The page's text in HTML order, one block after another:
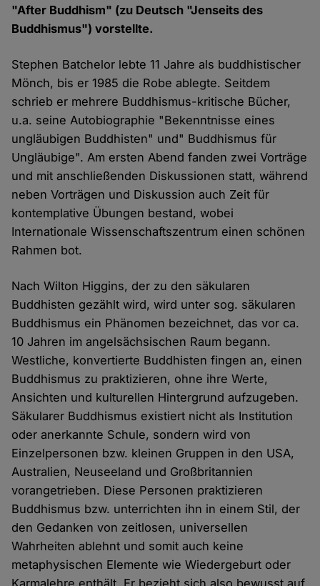
"After Buddhism" (zu Deutsch "Jenseits des
Buddhismus") vorstellte.
Stephen Batchelor lebte 11 Jahre als buddhistischer
Mönch, bis er 1985 die Robe ablegte. Seitdem
schrieb er mehrere Buddhismus-kritische Bücher,
u.a. seine Autobiographie "Bekenntnisse eines
ungläubigen Buddhisten" und" Buddhismus für
Ungläubige". Am ersten Abend fanden zwei Vorträge
und mit anschließenden Diskussionen statt, während
neben Vorträgen und Diskussion auch Zeit für
kontemplative Übungen bestand, wobei
Internationale Wissenschaftszentrum einen schönen
Rahmen bot.
Nach Wilton Higgins, der zu den säkularen
Buddhisten gezählt wird, wird unter sog. säkularen
Buddhismus ein Phänomen bezeichnet, das vor ca.
10 Jahren im angelsächsischen Raum begann.
Westliche, konvertierte Buddhisten fingen an, einen
Buddhismus zu praktizieren, ohne ihre Werte,
Ansichten und kulturellen Hintergrund aufzugeben.
Säkularer Buddhismus existiert nicht als Institution
oder anerkannte Schule, sondern wird von
Einzelpersonen bzw. kleinen Gruppen in den USA,
Australien, Neuseeland und Großbritannien
vorangetrieben. Diese Personen praktizieren
Buddhismus bzw. unterrichten ihn in einem Stil, der
den Gedanken von zeitlosen, universellen
Wahrheiten ablehnt und somit auch keine
metaphysischen Elemente wie Wiedergeburt oder